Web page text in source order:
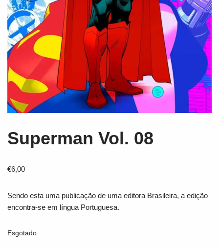
Superman Vol. 08
€6,00
Sendo esta uma publicação de uma editora Brasileira, a edição
encontra-se em língua Portuguesa.
Esgotado